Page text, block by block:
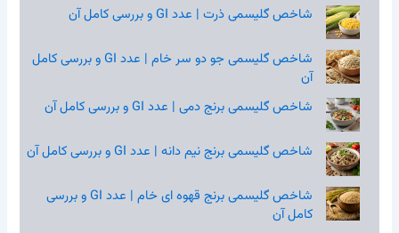
شاخص گلیسمی ذرت | عدد GI و بررسی کامل آن
شاخص گلیسمی جو دو سر خام | عدد GI و بررسی کامل
آن
شاخص گلیسمی برنج دمی | عدد GI و بررسی کامل آن
شاخص گلیسمی برنج نیم‌ دانه | عدد GI و بررسی کامل آن
شاخص گلیسمی برنج قهوه‌ ای خام | عدد GI و بررسی
کامل آن